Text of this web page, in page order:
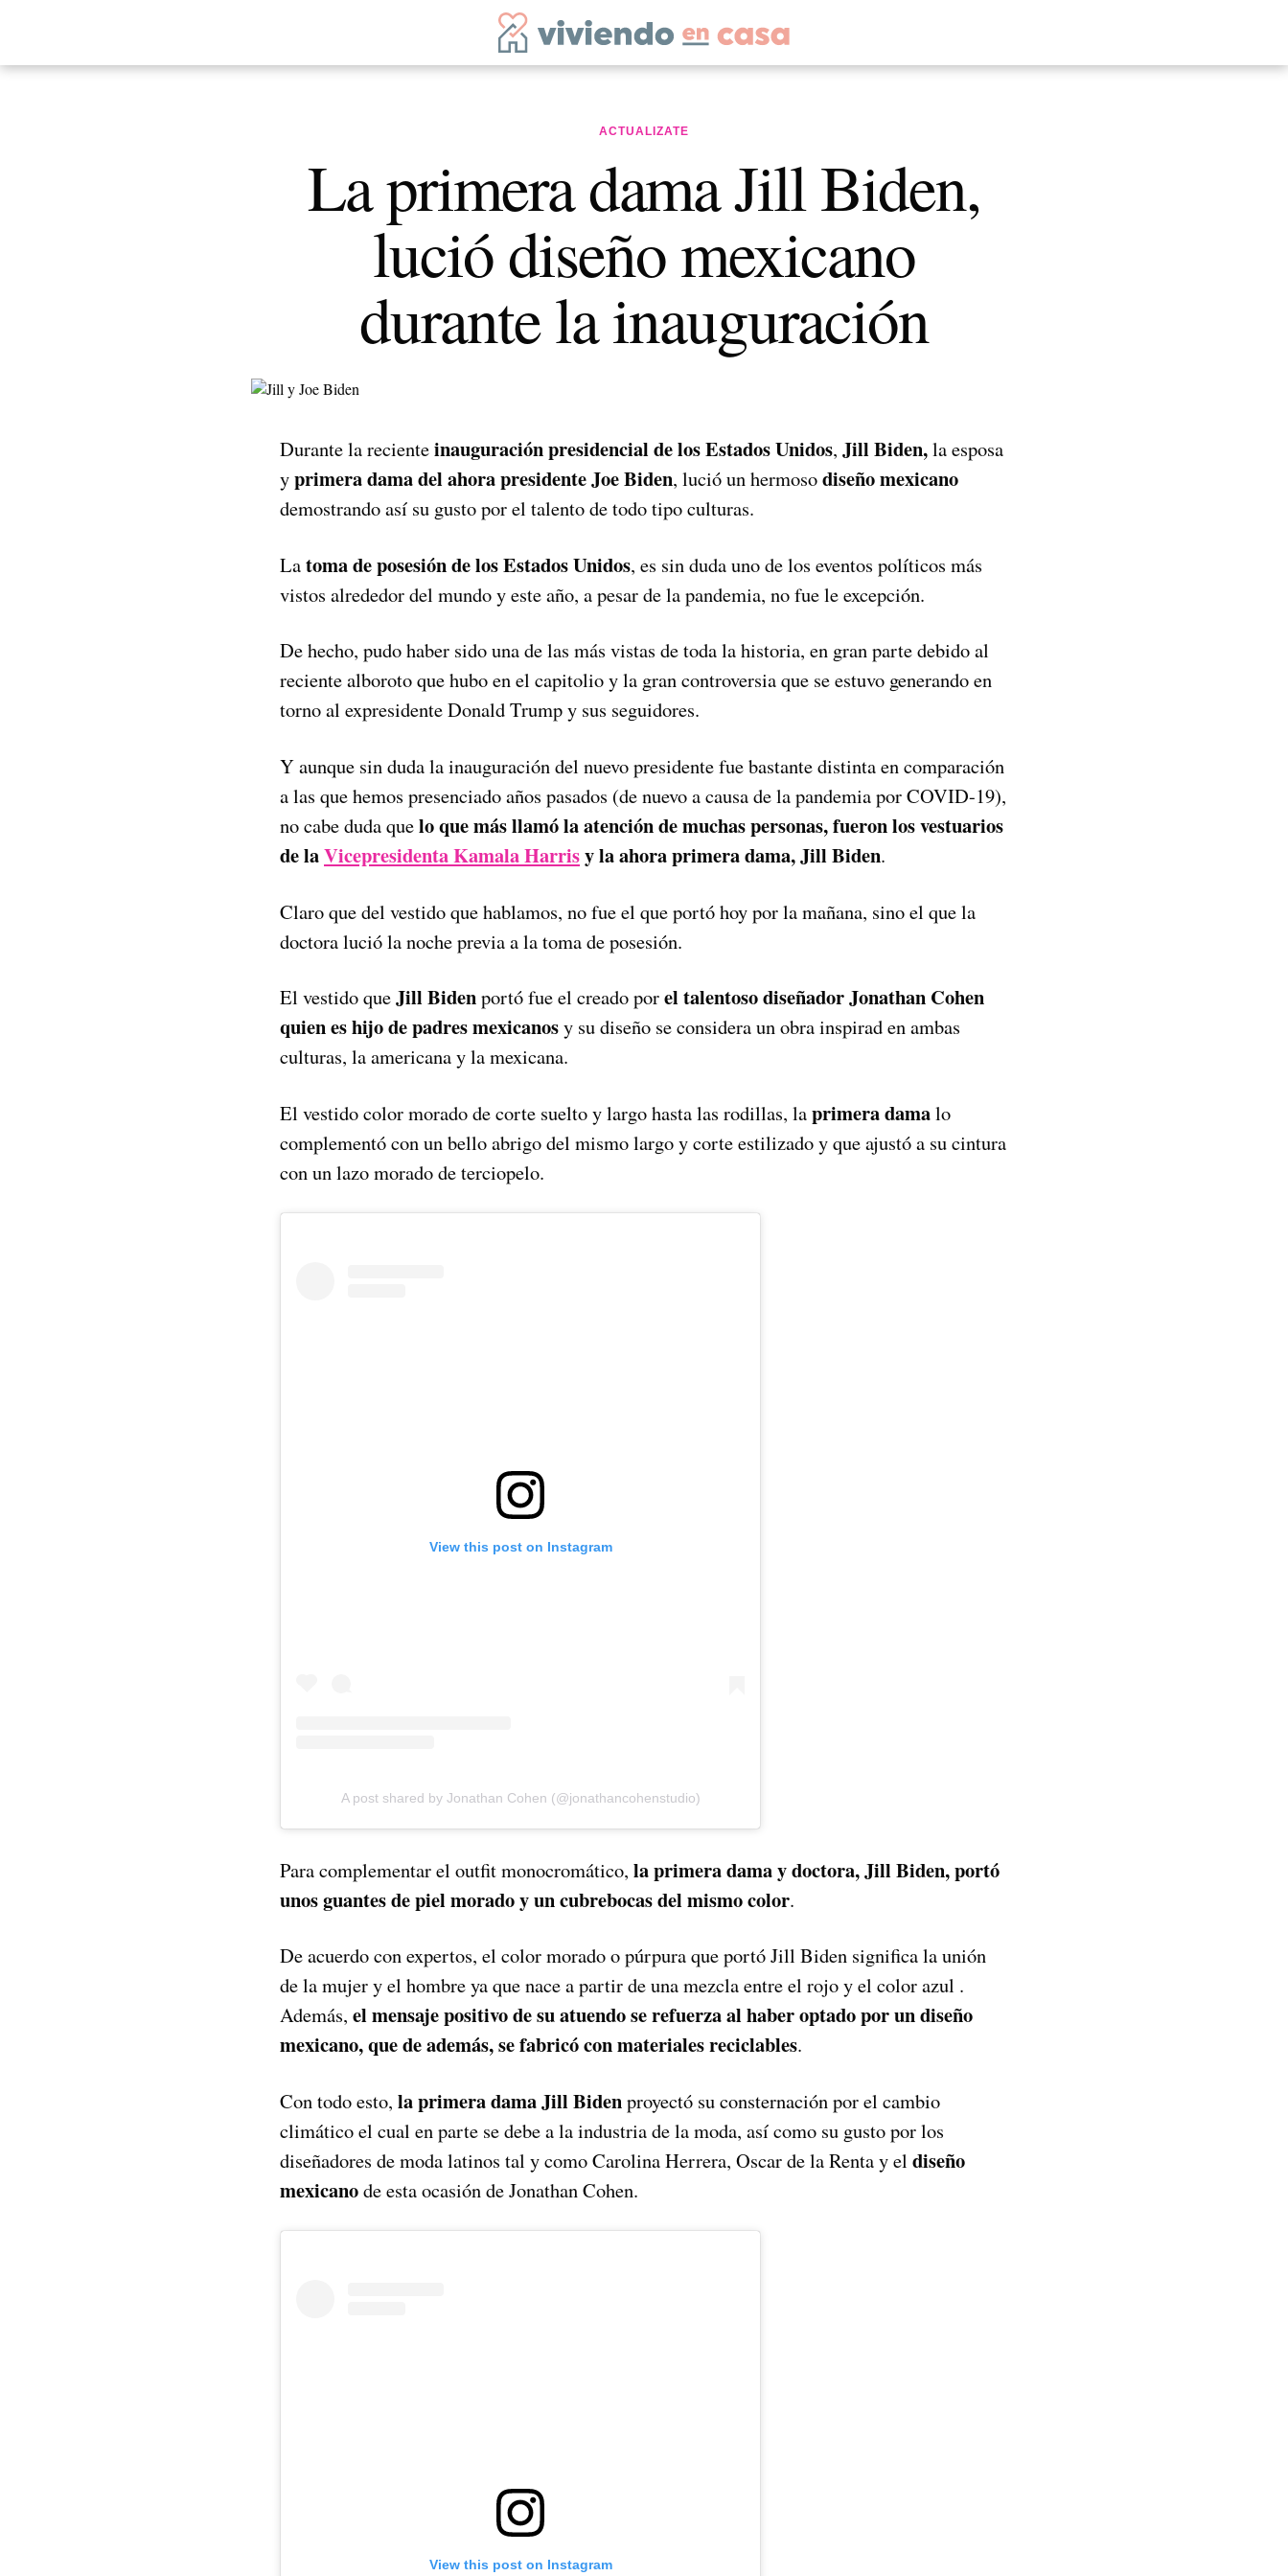
ACTUALIZATE
La primera dama Jill Biden,
lució diseño mexicano
durante la inauguración
Durante la recienteinauguración presidencial de los Estados Unidos, Jill Biden,la esposa
yprimera dama del ahora presidente Joe Biden, lució un hermosodiseño mexicano
demostrando así su gusto por el talento de todo tipo culturas.
Latoma de posesión de los Estados Unidos, es sin duda uno de los eventos políticos más
vistos alrededor del mundo y este año, a pesar de la pandemia, no fue le excepción.
De hecho, pudo haber sido una de las más vistas de toda la historia, en gran parte debido al
reciente alboroto que hubo en el capitolio y la gran controversia que se estuvo generando en
torno al expresidente Donald Trump y sus seguidores.
Y aunque sin duda la inauguración del nuevo presidente fue bastante distinta en comparación
a las que hemos presenciado años pasados (de nuevo a causa de la pandemia por COVID-19),
no cabe duda quelo que más llamó la atención de muchas personas, fueron los vestuarios
de laVicepresidenta Kamala Harrisy la ahora primera dama, Jill Biden.
Claro que del vestido que hablamos, no fue el que portó hoy por la mañana, sino el que la
doctora lució la noche previa a la toma de posesión.
El vestido queJill Bidenportó fue el creado porel talentoso diseñador Jonathan Cohen
quien es hijo de padres mexicanosy su diseño se considera un obra inspirad en ambas
culturas, la americana y la mexicana.
El vestido color morado de corte suelto y largo hasta las rodillas, laprimera damalo
complementó con un bello abrigo del mismo largo y corte estilizado y que ajustó a su cintura
con un lazo morado de terciopelo.
View this post on Instagram
A post shared by Jonathan Cohen (@jonathancohenstudio)
Para complementar el outfit monocromático, la primera dama y doctora, Jill Biden, portó
unos guantes de piel morado y un cubrebocas del mismo color.
De acuerdo con expertos, el color morado o púrpura que portó Jill Biden significa la unión
de la mujer y el hombre ya que nace a partir de una mezcla entre el rojo y el color azul .
Además, el mensaje positivo de su atuendo se refuerza al haber optado por un diseño
mexicano, que de además, se fabricó con materiales reciclables.
Con todo esto, la primera dama Jill Bidenproyectó su consternación por el cambio
climático el cual en parte se debe a la industria de la moda, así como su gusto por los
diseñadores de moda latinos tal y como Carolina Herrera, Oscar de la Renta y el diseño
mexicanode esta ocasión de Jonathan Cohen.
View this post on Instagram